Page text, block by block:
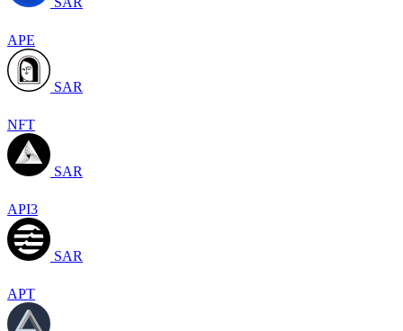
APE
SAR
NFT
SAR
API3
SAR
APT